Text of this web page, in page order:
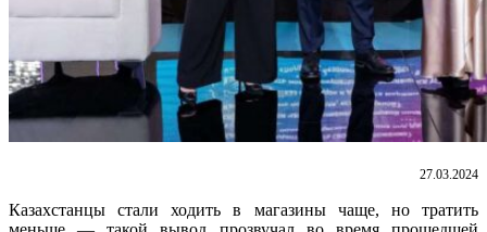
27.03.2024
Казахстанцы стали ходить в магазины чаще, но тратить